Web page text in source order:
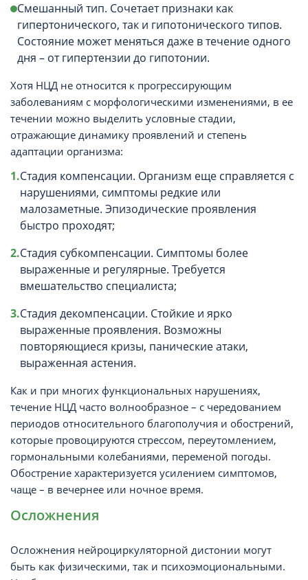
Смешанный тип. Сочетает признаки как
гипертонического, так и гипотонического типов.
Состояние может меняться даже в течение одного
дня – от гипертензии до гипотонии.
Хотя НЦД не относится к прогрессирующим
заболеваниям с морфологическими изменениями, в ее
течении можно выделить условные стадии,
отражающие динамику проявлений и степень
адаптации организма:
Стадия компенсации. Организм еще справляется с
нарушениями, симптомы редкие или
малозаметные. Эпизодические проявления
быстро проходят;
Стадия субкомпенсации. Симптомы более
выраженные и регулярные. Требуется
вмешательство специалиста;
Стадия декомпенсации. Стойкие и ярко
выраженные проявления. Возможны
повторяющиеся кризы, панические атаки,
выраженная астения.
Как и при многих функциональных нарушениях,
течение НЦД часто волнообразное – с чередованием
периодов относительного благополучия и обострений,
которые провоцируются стрессом, переутомлением,
гормональными колебаниями, переменой погоды.
Обострение характеризуется усилением симптомов,
чаще – в вечернее или ночное время.
Осложнения
Осложнения нейроциркуляторной дистонии могут
быть как физическими, так и психоэмоциональными.